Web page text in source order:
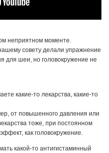
неприятном моменте.
совету делали упражнение
шеи, но головокружение не
какие-то лекарства, какие-то
от повышенного давления или
тоже, при постоянном
как головокружение.
какой-то антигистаминный